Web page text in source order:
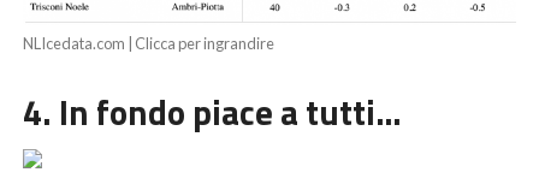
NLIcedata.com | Clicca per ingrandire
4. In fondo piace a tutti…